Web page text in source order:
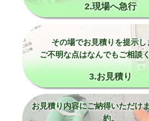
2.現場へ急行
その場でお見積りを提示し
ご不明な点はなんでもご相談
3.お見積り
お見積り内容にご納得いただけ
約。